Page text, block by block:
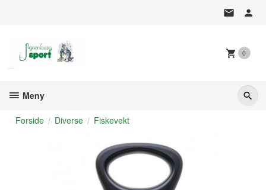
0
Meny
Forside Diverse Fiskevekt